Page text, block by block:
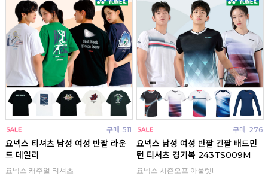
구매 511
요넥스 티셔츠 남성 여성 반팔 라운
드 데일리
요넥스 캐주얼 티셔츠
구매 276
요넥스 남성 여성 반팔 긴팔 배드민
턴 티셔츠 경기복 243TS009M
요넥스 시즌오프 아울렛!